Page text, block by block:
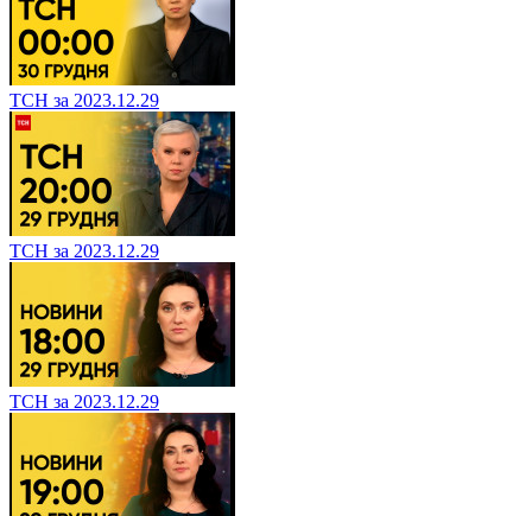
ТСН за 2023.12.29
ТСН за 2023.12.29
ТСН за 2023.12.29